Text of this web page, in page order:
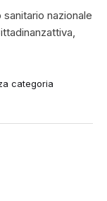
nazionale
categoria